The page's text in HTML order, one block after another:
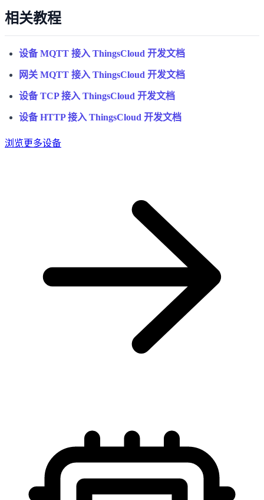
相关教程
设备 MQTT 接入 ThingsCloud 开发文档
网关 MQTT 接入 ThingsCloud 开发文档
设备 TCP 接入 ThingsCloud 开发文档
设备 HTTP 接入 ThingsCloud 开发文档
浏览更多设备